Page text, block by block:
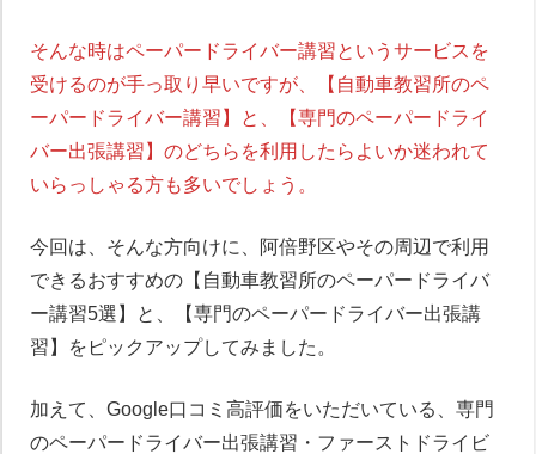
そんな時はペーパードライバー講習というサービスを
受けるのが手っ取り早いですが、【自動車教習所のペ
ーパードライバー講習】と、【専門のペーパードライ
バー出張講習】のどちらを利用したらよいか迷われて
いらっしゃる方も多いでしょう。
今回は、そんな方向けに、阿倍野区やその周辺で利用
できるおすすめの【自動車教習所のペーパードライバ
ー講習5選】と、【専門のペーパードライバー出張講
習】をピックアップしてみました。
加えて、Google口コミ高評価をいただいている、専門
のペーパードライバー出張講習・ファーストドライビ